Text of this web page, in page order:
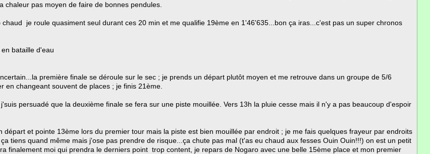
chaleur pas moyen de faire de bonnes pendules.
je roule quasiment seul durant ces 20 min et me qualifie 19ème en 1'46'635...bon ça iras...c'est pas un super chronos
bataille d'eau
première finale se déroule sur le sec ; je prends un départ plutôt moyen et me retrouve dans un groupe de 5/6
en changeant souvent de places ; je finis 21ème.
persuadé que la deuxième finale se fera sur une piste mouillée. Vers 13h la pluie cesse mais il n'y a pas beaucoup d'espoir
et pointe 13ème lors du premier tour mais la piste est bien mouillée par endroit ; je me fais quelques frayeur par endroits
tiens quand même mais j'ose pas prendre de risque...ça chute pas mal (t'as eu chaud aux fesses Ouin Ouin!!!) on est un petit
finalement moi qui prendra le derniers point trop content, je repars de Nogaro avec une belle 15ème place et mon premier